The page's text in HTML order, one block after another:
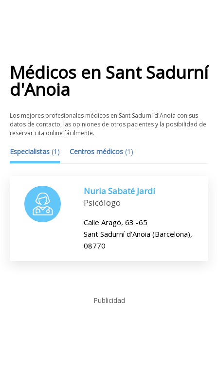
Médicos en Sant Sadurní
d'Anoia
Los mejores profesionales médicos en Sant Sadurní d'Anoia con sus
datos de contacto, las opiniones de otros pacientes y la posibilidad de
reservar cita online fácilmente.
Especialistas (1 ) Centros médicos (1 )
Nuria Sabaté Jardí
Psicólogo
Calle Aragó, 63 -65
Sant Sadurní d'Anoia (Barcelona),
08770
Publicidad